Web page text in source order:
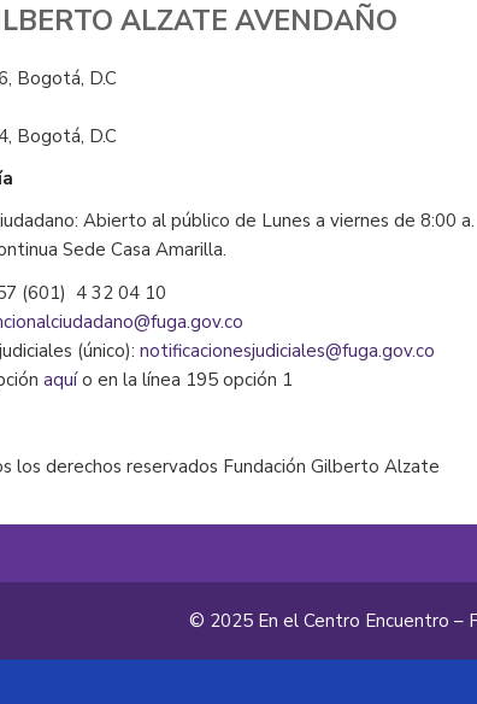
ALZATE AVENDAÑO
Bogotá, D.C
Bogotá, D.C
Abierto al público de Lunes a viernes de 8:00 a.
Sede Casa Amarilla.
(601) 4 32 04 10
(único): notificacionesjudiciales@fuga.gov.co
aquío en la línea 195 opción 1
los derechos reservados Fundación Gilberto Alzate
© 2025 En el Centro Encuentro –